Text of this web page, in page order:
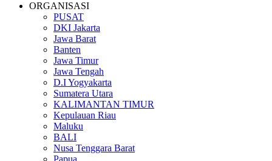
ORGANISASI
PUSAT
DKI Jakarta
Jawa Barat
Banten
Jawa Timur
Jawa Tengah
D.I Yogyakarta
Sumatera Utara
KALIMANTAN TIMUR
Kepulauan Riau
Maluku
BALI
Nusa Tenggara Barat
Papua